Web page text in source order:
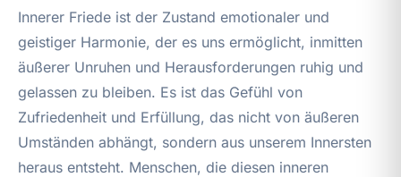
Innerer Friede ist der Zustand emotionaler und
geistiger Harmonie, der es uns ermöglicht, inmitten
äußerer Unruhen und Herausforderungen ruhig und
gelassen zu bleiben. Es ist das Gefühl von
Zufriedenheit und Erfüllung, das nicht von äußeren
Umständen abhängt, sondern aus unserem Innersten
heraus entsteht. Menschen, die diesen inneren